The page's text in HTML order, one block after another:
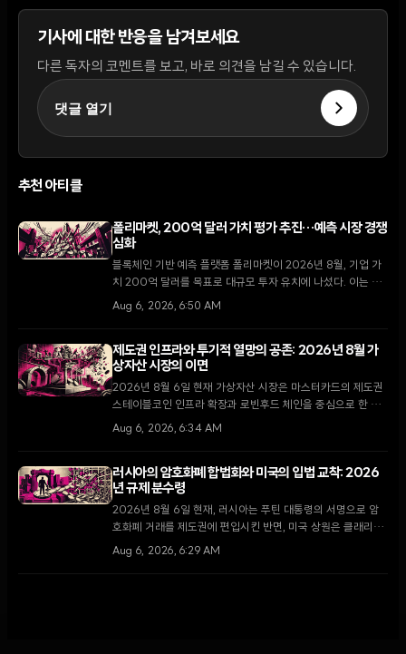
기사에 대한 반응을 남겨보세요
다른 독자의 코멘트를 보고, 바로 의견을 남길 수 있습니다.
댓글 열기
추천 아티클
폴리마켓, 200억 달러 가치 평가 추진…예측 시장 경쟁
심화
블록체인 기반 예측 플랫폼 폴리마켓이 2026년 8월, 기업 가
치 200억 달러를 목표로 대규모 투자 유치에 나섰다. 이는 지
난 4월 비공개로 진행된 150억 달러 규모의 펀딩 이후 불과 4
Aug 6, 2026, 6:50 AM
제도권 인프라와 투기적 열망의 공존: 2026년 8월 가
상자산 시장의 이면
2026년 8월 6일 현재 가상자산 시장은 마스터카드의 제도권
스테이블코인 인프라 확장과 로빈후드 체인을 중심으로 한 소
매 투자자들의 밈코인 투기라는 극명한 대조를 보이고 있다.
Aug 6, 2026, 6:34 AM
러시아의 암호화폐 합법화와 미국의 입법 교착: 2026
년 규제 분수령
2026년 8월 6일 현재, 러시아는 푸틴 대통령의 서명으로 암
호화폐 거래를 제도권에 편입시킨 반면, 미국 상원은 클래리티
법안 처리를 두고 8월 휴회 전 마지막 진통을 겪고 있다.
Aug 6, 2026, 6:29 AM